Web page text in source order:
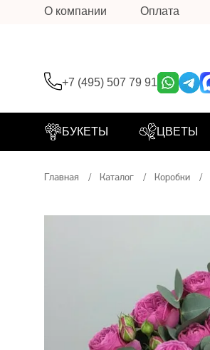
О компании Оплата
+7 (495) 507 79 91
БУКЕТЫ ЦВЕТЫ
Главная Каталог Коробки